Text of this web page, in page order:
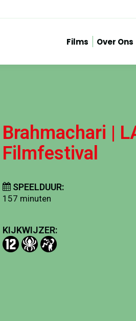
Films Over Ons
Brahmachari |
Filmfestival
SPEELDUUR:
157 minuten
KIJKWIJZER: